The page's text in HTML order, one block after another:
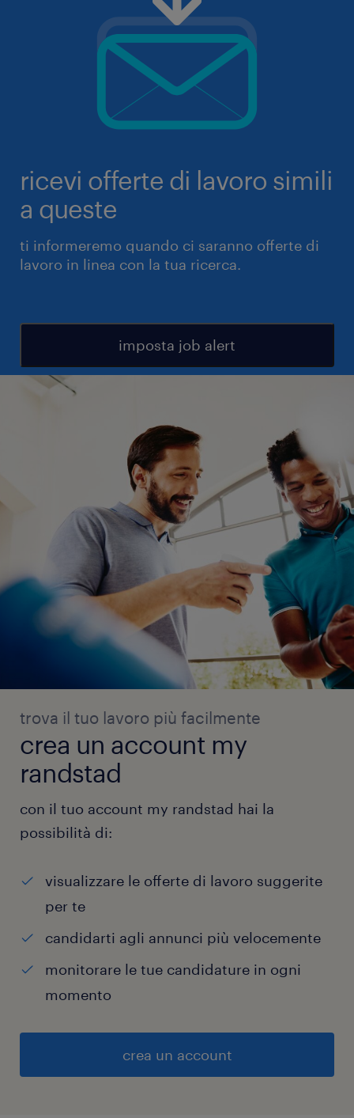
ricevi offerte di lavoro simili
a queste
ti informeremo quando ci saranno offerte di
lavoro in linea con la tua ricerca.
imposta job alert
trova il tuo lavoro più facilmente
crea un account my
randstad
con il tuo account my randstad hai la
possibilità di:
visualizzare le offerte di lavoro suggerite
per te
candidarti agli annunci più velocemente
monitorare le tue candidature in ogni
momento
crea un account